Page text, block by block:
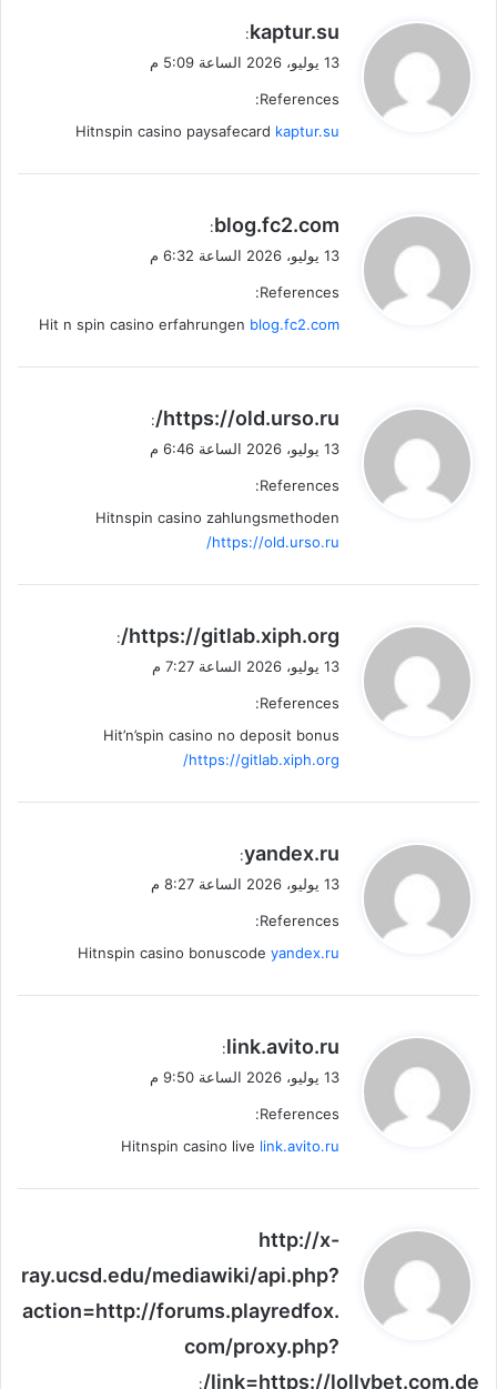
ي
ق
ل
kaptur.su
:
13 يوليو، 2026 الساعة 5:09 م
References:
Hitnspin casino paysafecard kaptur.su
ي
ق
ل
blog.fc2.com
:
13 يوليو، 2026 الساعة 6:32 م
References:
Hit n spin casino erfahrungen blog.fc2.com
ي
ق
ل
https://old.urso.ru/
:
13 يوليو، 2026 الساعة 6:46 م
References:
Hitnspin casino zahlungsmethoden
https://old.urso.ru/
ي
ق
ل
https://gitlab.xiph.org/
:
13 يوليو، 2026 الساعة 7:27 م
References:
Hit’n’spin casino no deposit bonus
https://gitlab.xiph.org/
ي
ق
ل
yandex.ru
:
13 يوليو، 2026 الساعة 8:27 م
References:
Hitnspin casino bonuscode yandex.ru
ي
ق
ل
link.avito.ru
:
13 يوليو، 2026 الساعة 9:50 م
References:
Hitnspin casino live link.avito.ru
ي
و
ل
http://x-
ray.ucsd.edu/mediawiki/api.php?
action=http://forums.playredfox.
com/proxy.php?
link=https://lollybet.com.de/
: